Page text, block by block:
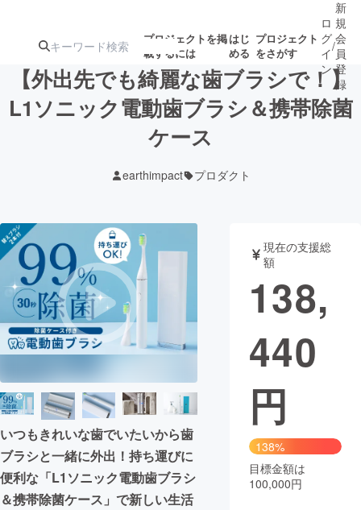
プロジェクトを掲
載するには
はじ
める
プロジェクト
をさがす
注目の新着プロ募集終了が近いプ
テクノロジー・ガジェット
映像・映画 書籍・雑誌
ビジネス・起業 チャレンジ
まちづくり・地域活性化
CAMPFIRE for Social Good
CAMPFIRE Creation
CAMPFIREふるさと納税machi-ya コミュニティ
ロ
グ
イ
ン
/
新
規
会
員
登
録
【外出先でも綺麗な歯ブラシで！】
L1ソニック電動歯ブラシ＆携帯除菌
ケース
earthimpact プロダクト
いつもきれいな歯でいたいから歯
ブラシと一緒に外出！持ち運びに
便利な「L1ソニック電動歯ブラシ
＆携帯除菌ケース」で新しい生活
現在の支援総
額
138,
440
円
138%
目標金額は
100,000円